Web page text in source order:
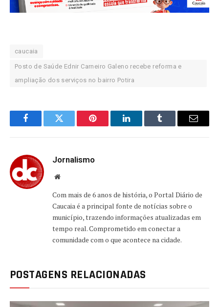
caucaia
Posto de Saúde Ednir Carneiro Galeno recebe reforma e
ampliação dos serviços no bairro Potira
FacebookTwitter Pinterest LinkedInTumblr Email
Jornalismo
Website
Com mais de 6 anos de história, o Portal Diário de
Caucaia é a principal fonte de notícias sobre o
município, trazendo informações atualizadas em
tempo real. Comprometido em conectar a
comunidade com o que acontece na cidade.
POSTAGENS RELACIONADAS